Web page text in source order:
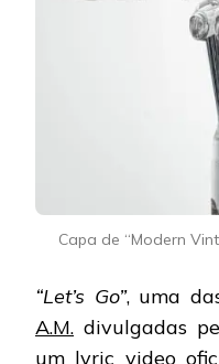
Capa de “Modern
“Let’s Go”, uma
A.M. divulgadas
um lyric video